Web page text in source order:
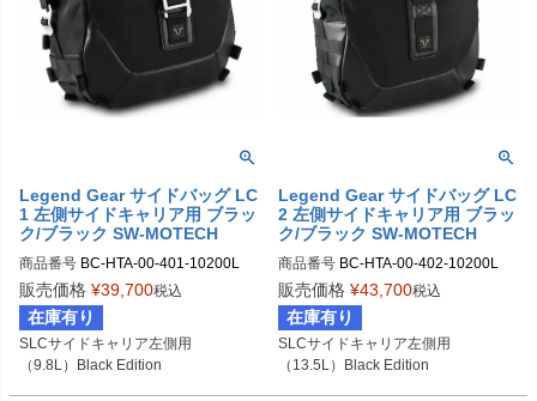
Legend Gear サイドバッグ LC
1 左側サイドキャリア用 ブラッ
ク/ブラック SW-MOTECH
商品番号 BC-HTA-00-401-10200L
BC.HTA.00.401.10200L
販売価格 ¥39,700税込
在庫有り
SLCサイドキャリア左側用
（9.8L）Black Edition
Legend Gear サイドバッグ LC
2 左側サイドキャリア用 ブラッ
ク/ブラック SW-MOTECH
商品番号 BC-HTA-00-402-10200L
BC.HTA.00.402.10200L
販売価格 ¥43,700税込
在庫有り
SLCサイドキャリア左側用
（13.5L）Black Edition